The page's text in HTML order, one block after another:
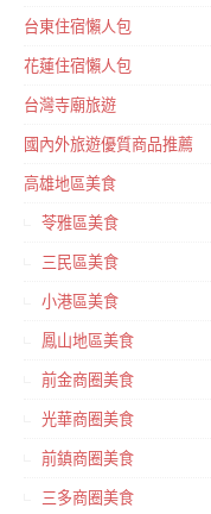
台東住宿懶人包
花蓮住宿懶人包
台灣寺廟旅遊
國內外旅遊優質商品推薦
高雄地區美食
苓雅區美食
三民區美食
小港區美食
鳳山地區美食
前金商圈美食
光華商圈美食
前鎮商圈美食
三多商圈美食